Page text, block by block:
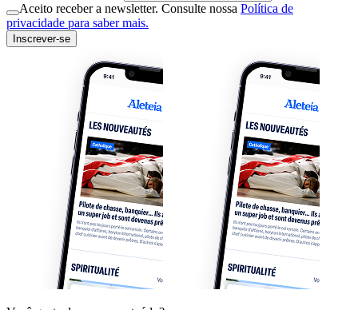
Aceito receber a newsletter. Consulte nossa Política de
privacidade para saber mais.
Inscrever-se